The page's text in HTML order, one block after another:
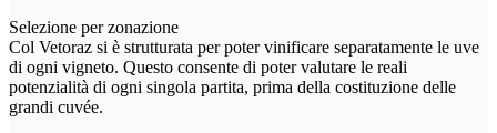
Selezione per zonazione
Col Vetoraz si è strutturata per poter vinificare separatamente le uve
di ogni vigneto. Questo consente di poter valutare le reali
potenzialità di ogni singola partita, prima della costituzione delle
grandi cuvée.